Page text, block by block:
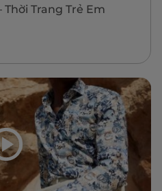
Thời Trang Trẻ Em